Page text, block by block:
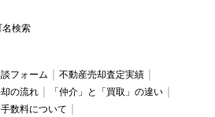
名検索
フォーム
不動産売却査定実績
の流れ
「仲介」と「買取」の違い
数料について